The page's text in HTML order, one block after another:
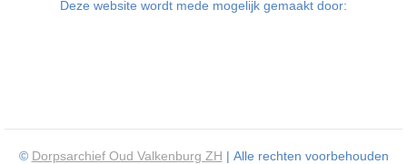
Deze website wordt mede mogelijk gemaakt door:
© Dorpsarchief Oud Valkenburg ZH | Alle rechten voorbehouden